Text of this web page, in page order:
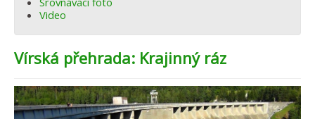
Video
Vírská přehrada: Krajinný ráz